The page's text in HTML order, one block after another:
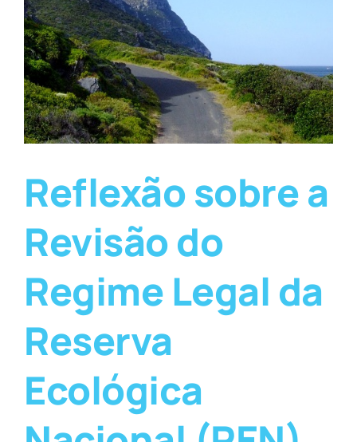
Reflexão sobre a
Revisão do
Regime Legal da
Reserva
Ecológica